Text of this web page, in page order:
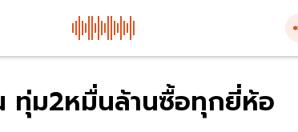
ทุ่ม2หมื่นล้านซื้อทุกยี่ห้อ